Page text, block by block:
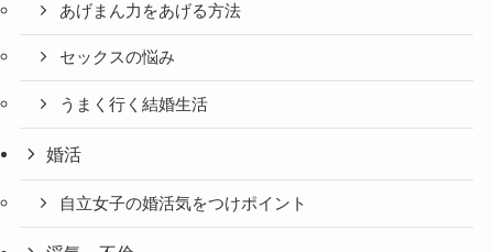
あげまん力をあげる方法
セックスの悩み
うまく行く結婚生活
婚活
自立女子の婚活気をつけポイント